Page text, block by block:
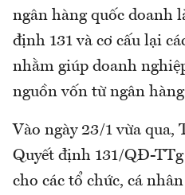
ngân hàng quốc doanh
định 131 và cơ cấu lại
nhằm giúp doanh
nguồn vốn từ ngân
Vào ngày 23/1 vừa qua,
Quyết định 131/QĐ-
cho các tổ chức, cá